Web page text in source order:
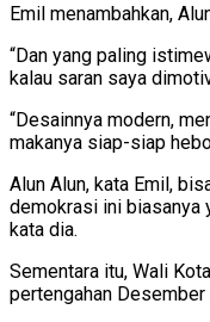
Emil menambahkan,
“Dan yang paling
kalau saran saya
“Desainnya modern,
makanya siap-siap
Alun Alun, kata Emil,
demokrasi ini biasanya
kata dia.
Sementara itu, Wali
pertengahan Desember